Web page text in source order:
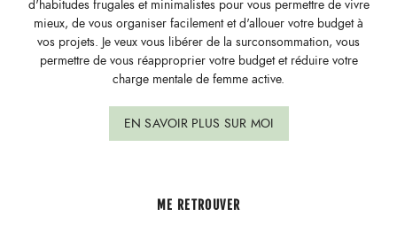
d'habitudes frugales et minimalistes pour vous permettre de vivre
mieux, de vous organiser facilement et d'allouer votre budget à
vos projets. Je veux vous libérer de la surconsommation, vous
permettre de vous réapproprier votre budget et réduire votre
charge mentale de femme active.
EN SAVOIR PLUS SUR MOI
ME RETROUVER